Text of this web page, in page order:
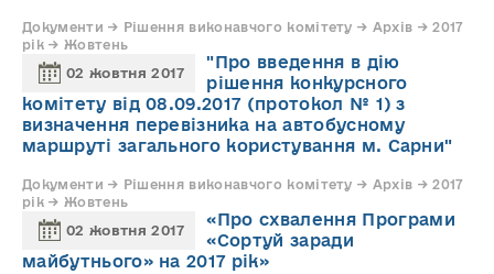
Документи → Рішення виконавчого комітету → Архів → 2017
рік → Жовтень
02 жовтня 2017
"Про введення в дію
рішення конкурсного
комітету від 08.09.2017 (протокол № 1) з
визначення перевізника на автобусному
маршруті загального користування м. Сарни"
Документи → Рішення виконавчого комітету → Архів → 2017
рік → Жовтень
02 жовтня 2017
«Про схвалення Програми
«Сортуй заради
майбутнього» на 2017 рік»